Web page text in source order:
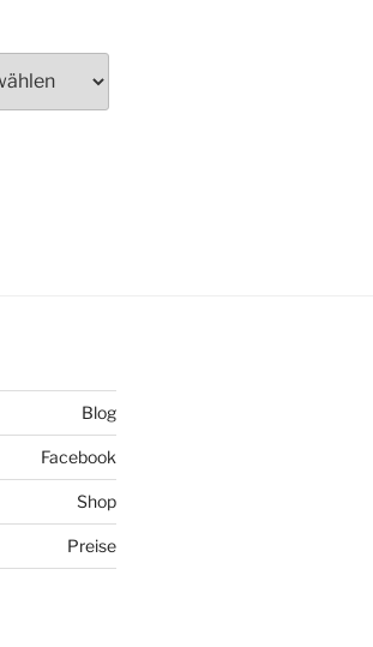
Blog
Facebook
Shop
Preise